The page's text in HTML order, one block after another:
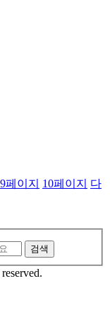
9페이지 10페이지
다
검색